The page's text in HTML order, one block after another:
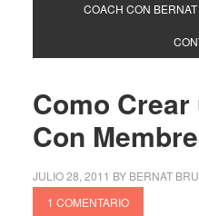
COACH CON
Como
Con
JULIO 28, 2011 BY BERNAT
1 COMENTARIO